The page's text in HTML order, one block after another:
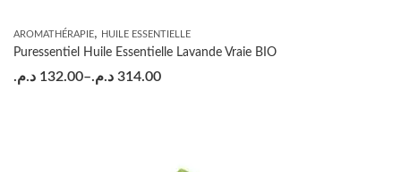
AROMATHÉRAPIE, HUILE ESSENTIELLE
Puressentiel Huile Essentielle Lavande Vraie BIO
132.00 د.م. – 314.00 د.م.